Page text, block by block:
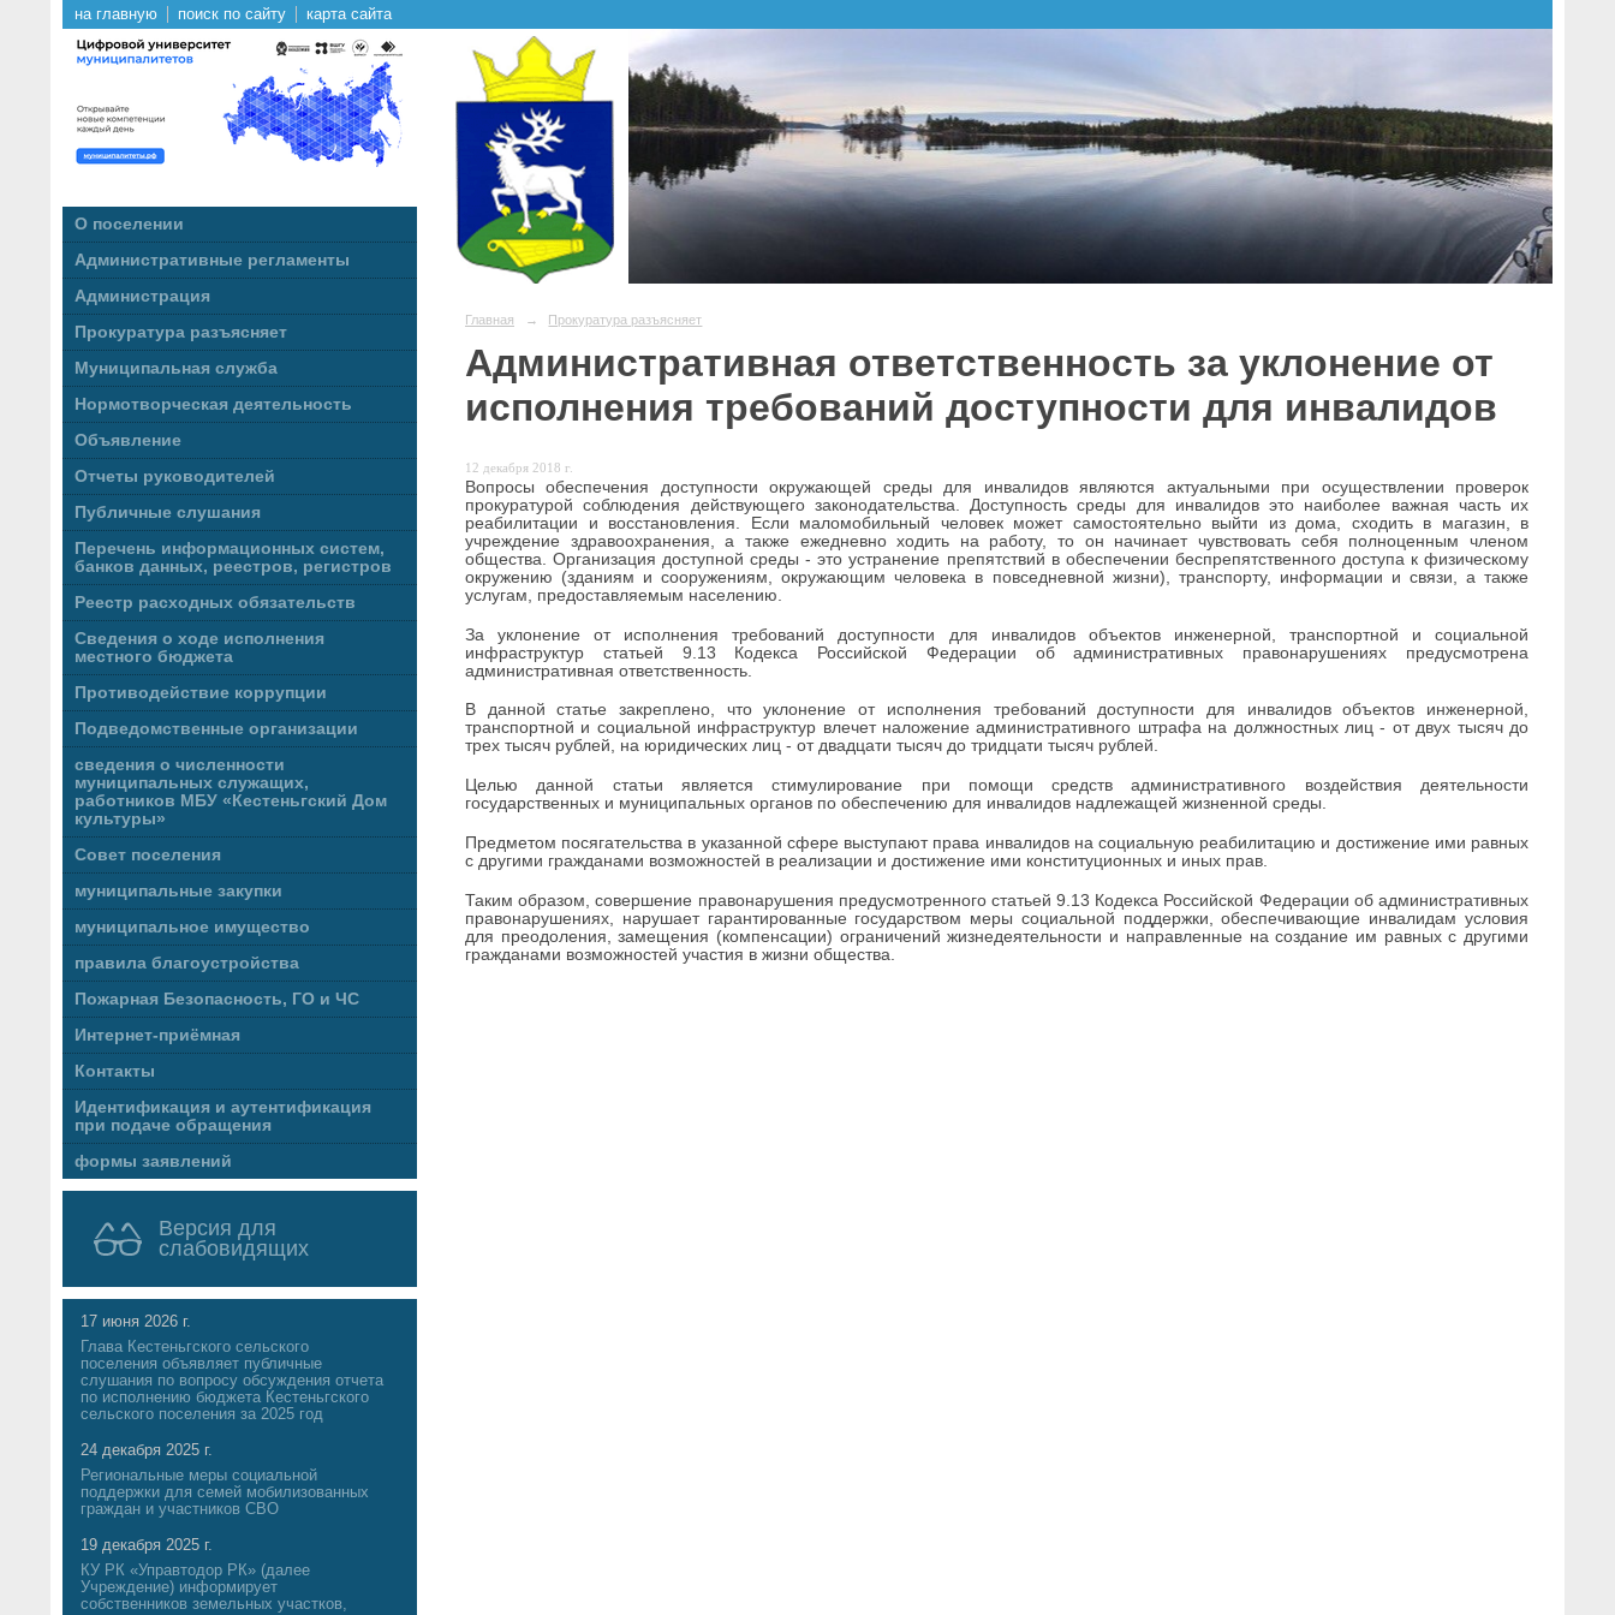
на главную поиск по сайту карта сайта
О поселении
Административные регламенты
Администрация
Прокуратура разъясняет
Муниципальная служба
Нормотворческая деятельность
Объявление
Отчеты руководителей
Публичные слушания
Перечень информационных систем,
банков данных, реестров, регистров
Реестр расходных обязательств
Сведения о ходе исполнения
местного бюджета
Противодействие коррупции
Подведомственные организации
сведения о численности
муниципальных служащих,
работников МБУ «Кестеньгский Дом
культуры»
Совет поселения
муниципальные закупки
муниципальное имущество
правила благоустройства
Пожарная Безопасность, ГО и ЧС
Интернет-приёмная
Контакты
Идентификация и аутентификация
при подаче обращения
формы заявлений
Версия для
слабовидящих
17 июня 2026 г.
Глава Кестеньгского сельского
поселения объявляет публичные
слушания по вопросу обсуждения отчета
по исполнению бюджета Кестеньгского
сельского поселения за 2025 год
24 декабря 2025 г.
Региональные меры социальной
поддержки для семей мобилизованных
граждан и участников СВО
19 декабря 2025 г.
КУ РК «Управтодор РК» (далее
Учреждение) информирует
собственников земельных участков,
Главная → Прокуратура разъясняет
Административная ответственность за уклонение от
исполнения требований доступности для инвалидов
12 декабря 2018 г.
Вопросы обеспечения доступности окружающей среды для инвалидов являются актуальными при осуществлении проверок
прокуратурой соблюдения действующего законодательства. Доступность среды для инвалидов это наиболее важная часть их
реабилитации и восстановления. Если маломобильный человек может самостоятельно выйти из дома, сходить в магазин, в
учреждение здравоохранения, а также ежедневно ходить на работу, то он начинает чувствовать себя полноценным членом
общества. Организация доступной среды - это устранение препятствий в обеспечении беспрепятственного доступа к физическому
окружению (зданиям и сооружениям, окружающим человека в повседневной жизни), транспорту, информации и связи, а также
услугам, предоставляемым населению.
За уклонение от исполнения требований доступности для инвалидов объектов инженерной, транспортной и социальной
инфраструктур статьей 9.13 Кодекса Российской Федерации об административных правонарушениях предусмотрена
административная ответственность.
В данной статье закреплено, что уклонение от исполнения требований доступности для инвалидов объектов инженерной,
транспортной и социальной инфраструктур влечет наложение административного штрафа на должностных лиц - от двух тысяч до
трех тысяч рублей, на юридических лиц - от двадцати тысяч до тридцати тысяч рублей.
Целью данной статьи является стимулирование при помощи средств административного воздействия деятельности
государственных и муниципальных органов по обеспечению для инвалидов надлежащей жизненной среды.
Предметом посягательства в указанной сфере выступают права инвалидов на социальную реабилитацию и достижение ими равных
с другими гражданами возможностей в реализации и достижение ими конституционных и иных прав.
Таким образом, совершение правонарушения предусмотренного статьей 9.13 Кодекса Российской Федерации об административных
правонарушениях, нарушает гарантированные государством меры социальной поддержки, обеспечивающие инвалидам условия
для преодоления, замещения (компенсации) ограничений жизнедеятельности и направленные на создание им равных с другими
гражданами возможностей участия в жизни общества.